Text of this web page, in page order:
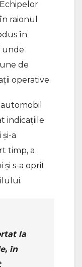
raionul
în
unde
de
operative.
indicațiile
a
timp, a
s-a oprit
la
în